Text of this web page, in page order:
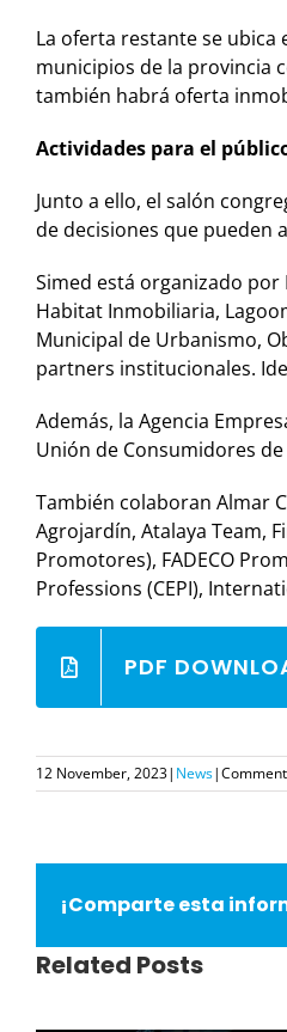
La oferta restante se ubica
municipios de la provincia
también habrá oferta
Actividades para el
Junto a ello, el salón
de decisiones que pueden
Simed está organizado por
Habitat Inmobiliaria,
Municipal de Urbanismo,
partners institucionales.
Además, la Agencia
Unión de Consumidores
También colaboran Almar
Agrojardín, Atalaya Team,
Promotores), FADECO
Professions (CEPI),
PDF
12 November, 2023| News|
¡Comparte esta
Related Posts